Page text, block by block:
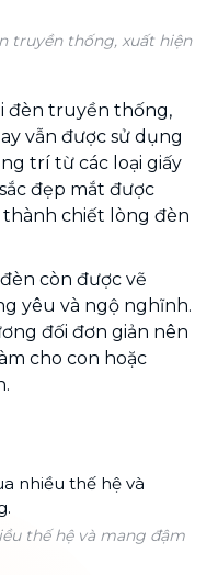
truyền thống, xuất hiện
đèn truyền thống,
vẫn được sử dụng
trí từ các loại giấy
đẹp mắt được
chiết lòng đèn
còn được vẽ
yêu và ngộ nghĩnh.
đối đơn giản nên
cho con hoặc
thế hệ và mang đậm